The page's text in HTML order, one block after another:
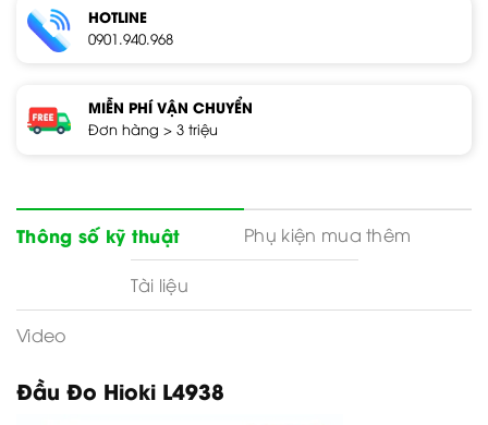
HOTLINE
0901.940.968
MIỄN PHÍ VẬN CHUYỂN
Đơn hàng > 3 triệu
Thông số kỹ thuật Phụ kiện mua thêm
Tài liệu
Video
Đầu Đo Hioki L4938